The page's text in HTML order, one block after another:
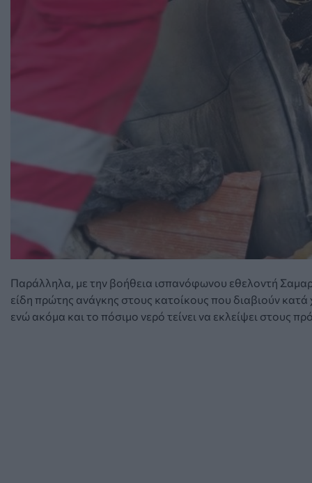
Παράλληλα, με την βοήθεια ισπανόφωνου εθελοντή
είδη πρώτης ανάγκης στους κατοίκους που διαβιούν
ενώ ακόμα και το πόσιμο νερό τείνει να εκλείψει στους